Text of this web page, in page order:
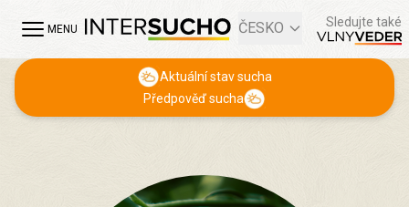
MENU ČESKO Sledujte také
Aktuální stav sucha
Předpověď sucha